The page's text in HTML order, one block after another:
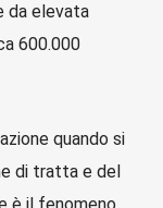
da elevata
600.000
quando si
di tratta e del